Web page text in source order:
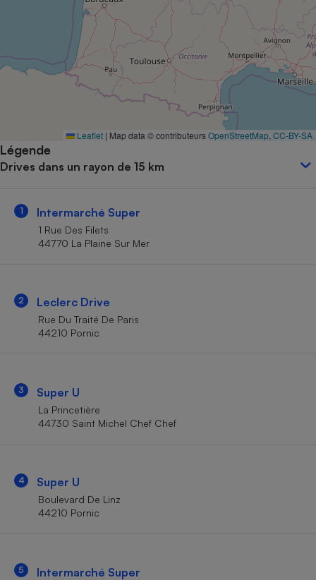
Leaflet | Map data © contributeursOpenStreetMap CC-BY-SA
Légende
Drives dans un rayon de 15 km
1 Intermarché Super
1 Rue Des Filets
44770 La Plaine Sur Mer
2 Leclerc Drive
Rue Du Traité De Paris
44210 Pornic
3 Super U
La Princetière
44730 Saint Michel Chef Chef
4 Super U
Boulevard De Linz
44210 Pornic
5 Intermarché Super
Complément
alimentaire
Assurance emprunteur
Banque
Petit électroménager -
Matelas
Mutuelle